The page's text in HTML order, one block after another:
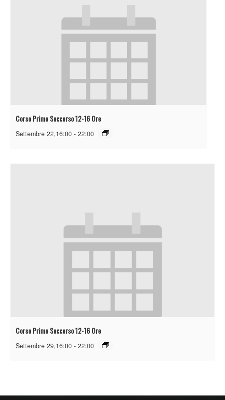
Corso Primo Soccorso 12-16 Ore
Settembre 22,16:00 - 22:00
Corso Primo Soccorso 12-16 Ore
Settembre 29,16:00 - 22:00